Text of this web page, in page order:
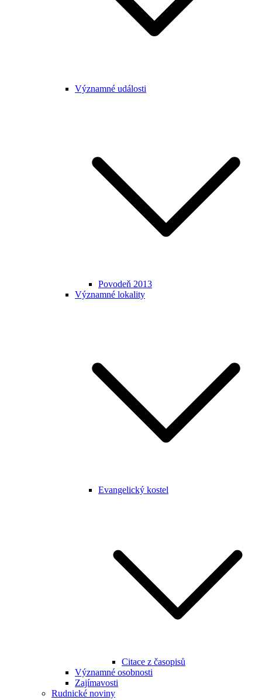
Významné události
Povodeň 2013
Významné lokality
Evangelický kostel
Citace z časopisů
Významné osobnosti
Zajímavosti
Rudnické noviny